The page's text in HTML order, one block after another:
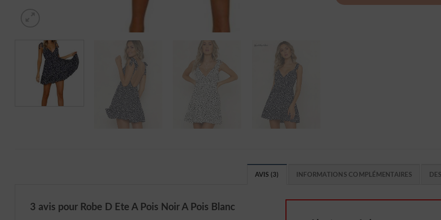
AVIS (3) INFORMATIONS COMPLÉMENTAIRES
3 avis pour Robe D Ete A Pois Noir A Pois Blanc